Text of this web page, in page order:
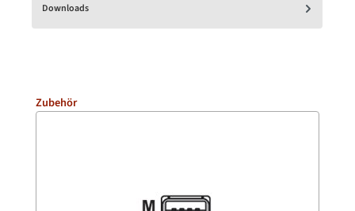
Downloads
Produktgalerie überspringen
Zubehör